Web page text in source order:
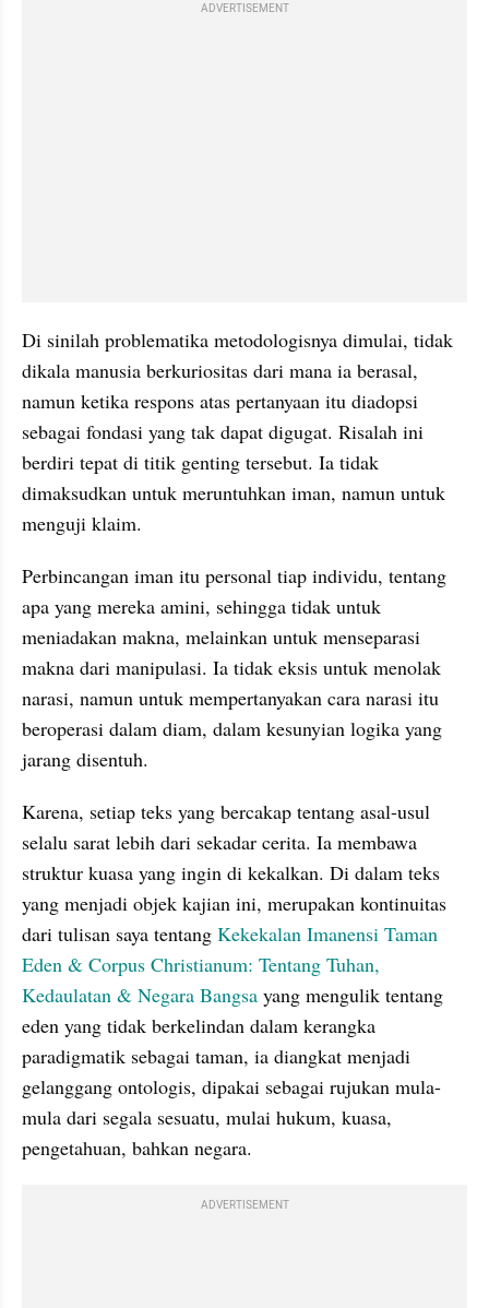
ADVERTISEMENT
Di sinilah problematika metodologisnya dimulai, tidak
dikala manusia berkuriositas dari mana ia berasal,
namun ketika respons atas pertanyaan itu diadopsi
sebagai fondasi yang tak dapat digugat. Risalah ini
berdiri tepat di titik genting tersebut. Ia tidak
dimaksudkan untuk meruntuhkan iman, namun untuk
menguji klaim.
Perbincangan iman itu personal tiap individu, tentang
apa yang mereka amini, sehingga tidak untuk
meniadakan makna, melainkan untuk menseparasi
makna dari manipulasi. Ia tidak eksis untuk menolak
narasi, namun untuk mempertanyakan cara narasi itu
beroperasi dalam diam, dalam kesunyian logika yang
jarang disentuh.
Karena, setiap teks yang bercakap tentang asal-usul
selalu sarat lebih dari sekadar cerita. Ia membawa
struktur kuasa yang ingin di kekalkan. Di dalam teks
yang menjadi objek kajian ini, merupakan kontinuitas
dari tulisan saya tentang Kekekalan Imanensi Taman
Eden & Corpus Christianum: Tentang Tuhan,
Kedaulatan & Negara Bangsa yang mengulik tentang
eden yang tidak berkelindan dalam kerangka
paradigmatik sebagai taman, ia diangkat menjadi
gelanggang ontologis, dipakai sebagai rujukan mula-
mula dari segala sesuatu, mulai hukum, kuasa,
pengetahuan, bahkan negara.
ADVERTISEMENT